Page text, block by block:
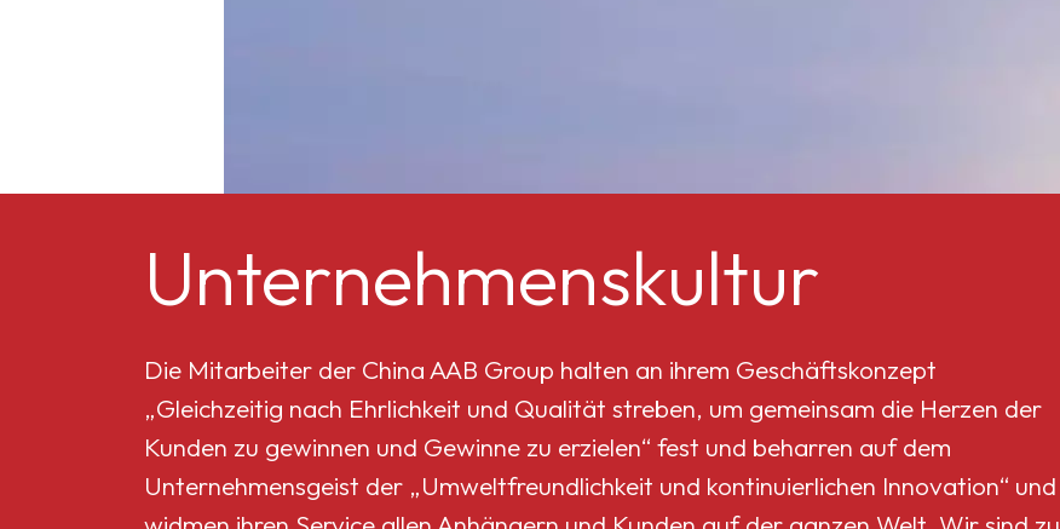
Mikro-Titandioxid MT-
Celluloseacetatbutyrat
551-0,01
Unternehmenskultur
Die Mitarbeiter der China AAB Group halten an ihrem Geschäftskonzept
„Gleichzeitig nach Ehrlichkeit und Qualität streben, um gemeinsam die Herzen der
Kunden zu gewinnen und Gewinne zu erzielen“ fest und beharren auf dem
Unternehmensgeist der „Umweltfreundlichkeit und kontinuierlichen Innovation“ und